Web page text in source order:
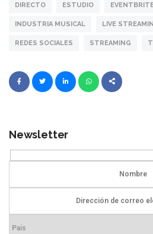
DIRECTO ESTUDIO
INDUSTRIA MUSICAL LIVE
REDES SOCIALES STREAMING
Newsletter